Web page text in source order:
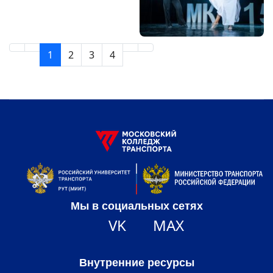
1 2 3 4
Мы в социальных сетях
VK MAX
Внутренние ресурсы